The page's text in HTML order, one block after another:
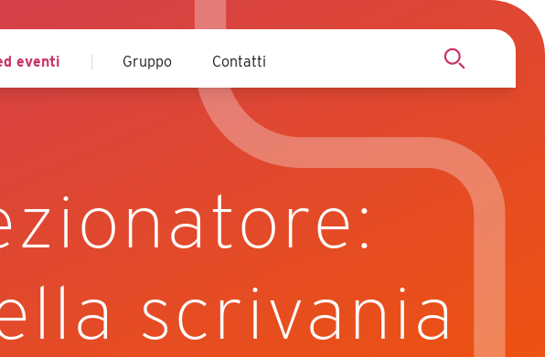
eventi Gruppo Contatti
Cerca
scrivania